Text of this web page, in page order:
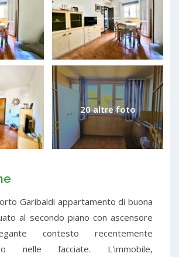
20 altre foto
Garibaldi appartamento di buona
al secondo piano con ascensore
contesto recentemente
nelle facciate. L'immobile,